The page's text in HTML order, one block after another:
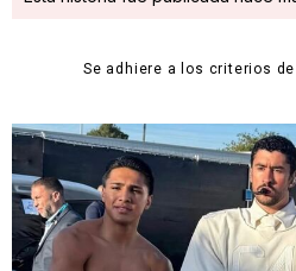
Se adhiere a los criterios de